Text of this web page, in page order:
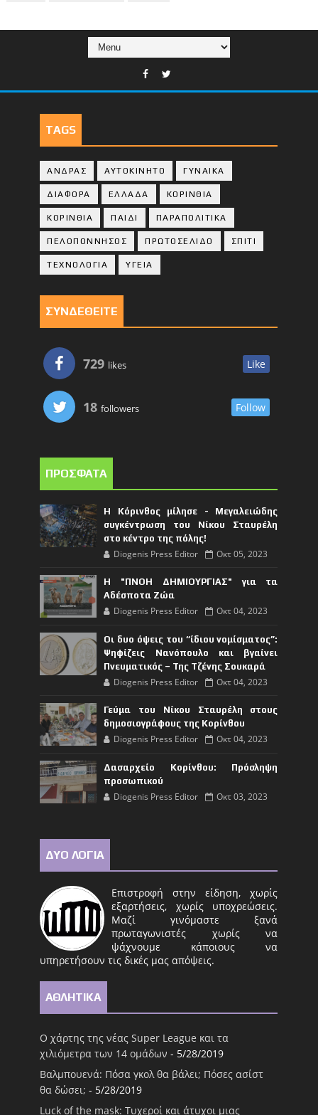
TAGS
ΑΝΔΡΑΣ ΑΥΤΟΚΙΝΗΤΟ ΓΥΝΑΙΚΑ
ΔΙΑΦΟΡΑ ΕΛΛΑΔΑ ΚΟΡΙΝΘΙΑ
ΚΟΡΙΝΘΙA ΠΑΙΔΙ ΠΑΡΑΠΟΛΙΤΙΚΑ
ΠΕΛΟΠΟΝΝΗΣΟΣ ΠΡΩΤΟΣΕΛΙΔΟ ΣΠΙΤΙ
ΤΕΧΝΟΛΟΓΙΑ ΥΓΕΙΑ
ΣΥΝΔΕΘΕΙΤΕ
729 likes Like
18 followers Follow
ΠΡΟΣΦΑΤΑ
Η Κόρινθος μίλησε - Μεγαλειώδης
συγκέντρωση του Νίκου Σταυρέλη
στο κέντρο της πόλης!
Diogenis Press Editor Οκτ 05, 2023
Η "ΠΝΟΗ ΔΗΜΙΟΥΡΓΙΑΣ" για τα
Αδέσποτα Ζώα
Diogenis Press Editor Οκτ 04, 2023
Οι δυο όψεις του “ίδιου νομίσματος”:
Ψηφίζεις Νανόπουλο και βγαίνει
Πνευματικός – Της Τζένης Σουκαρά
Diogenis Press Editor Οκτ 04, 2023
Γεύμα του Νίκου Σταυρέλη στους
δημοσιογράφους της Κορίνθου
Diogenis Press Editor Οκτ 04, 2023
Δασαρχείο Κορίνθου: Πρόσληψη
προσωπικού
Diogenis Press Editor Οκτ 03, 2023
ΔΥΟ ΛΟΓΙΑ
Επιστροφή στην είδηση, χωρίς
εξαρτήσεις, χωρίς υποχρεώσεις.
Μαζί γινόμαστε ξανά
πρωταγωνιστές χωρίς να
ψάχνουμε κάποιους να
υπηρετήσουν τις δικές μας απόψεις.
ΑΘΛΗΤΙΚΑ
Ο χάρτης της νέας Super League και τα
χιλιόμετρα των 14 ομάδων - 5/28/2019
Βαλμπουενά: Πόσα γκολ θα βάλει; Πόσες ασίστ
θα δώσει; - 5/28/2019
Luck of the mask: Τυχεροί και άτυχοι μιας